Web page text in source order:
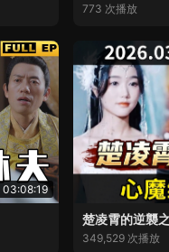
773 次播放
03:08:19
楚凌霄的逆襲
349,529 次播放